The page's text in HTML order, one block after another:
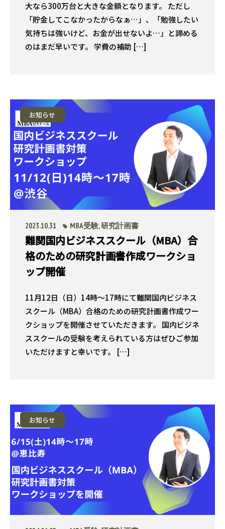
大なら300万台と大きな金額となります。 ただし
「貯金してこなかったからなぁ…」、「勉強したい
気持ちは強いけど、お金が出せないよ…」と諦める
のはまだ早いです。 学費の補助 […]
お知らせ
2023.10.31 MBA受験,研究計画書
難関国内ビジネススクール（MBA）合
格のための研究計画書作成ワークショ
ップ開催
11月12日（日）14時〜17時にて難関国内ビジネス
スクール（MBA）合格のための研究計画書作成ワー
クショップを開催させていただきます。 国内ビジネ
ススクールの受験を考えられている方はぜひご参加
いただけますと幸いです。 […]
お知らせ